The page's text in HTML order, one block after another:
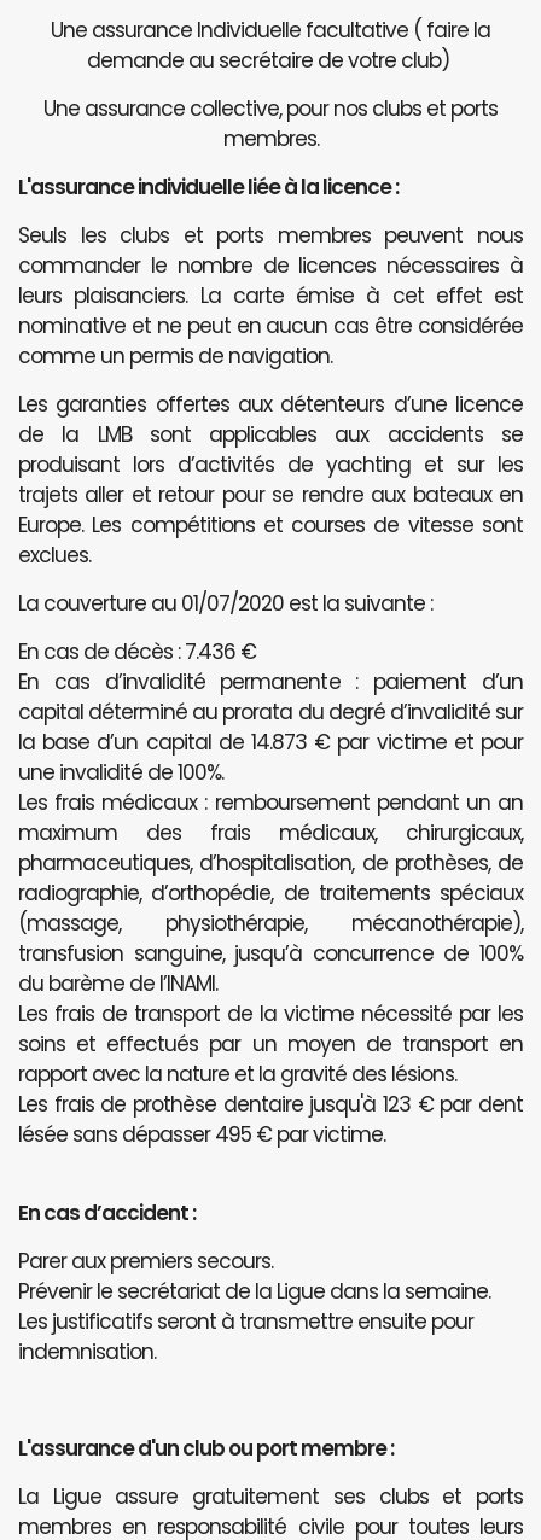
Une assurance Individuelle facultative ( faire la
demande au secrétaire de votre club)
Une assurance collective, pour nos clubs et ports
membres.
L'assurance individuelle liée à la licence :
Seuls les clubs et ports membres peuvent nous
commander le nombre de licences nécessaires à
leurs plaisanciers. La carte émise à cet effet est
nominative et ne peut en aucun cas être considérée
comme un permis de navigation.
Les garanties offertes aux détenteurs d’une licence
de la LMB sont applicables aux accidents se
produisant lors d’activités de yachting et sur les
trajets aller et retour pour se rendre aux bateaux en
Europe. Les compétitions et courses de vitesse sont
exclues.
La couverture au 01/07/2020 est la suivante :
En cas de décès : 7.436 €
En cas d’invalidité permanente : paiement d’un
capital déterminé au prorata du degré d’invalidité sur
la base d’un capital de 14.873 € par victime et pour
une invalidité de 100%.
Les frais médicaux : remboursement pendant un an
maximum des frais médicaux, chirurgicaux,
pharmaceutiques, d’hospitalisation, de prothèses, de
radiographie, d’orthopédie, de traitements spéciaux
(massage, physiothérapie, mécanothérapie),
transfusion sanguine, jusqu’à concurrence de 100%
du barème de l’INAMI.
Les frais de transport de la victime nécessité par les
soins et effectués par un moyen de transport en
rapport avec la nature et la gravité des lésions.
Les frais de prothèse dentaire jusqu'à 123 € par dent
lésée sans dépasser 495 € par victime.
En cas d’accident :
Parer aux premiers secours.
Prévenir le secrétariat de la Ligue dans la semaine.
Les justificatifs seront à transmettre ensuite pour
indemnisation.
L'assurance d'un club ou port membre :
La Ligue assure gratuitement ses clubs et ports
membres en responsabilité civile pour toutes leurs